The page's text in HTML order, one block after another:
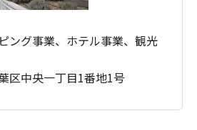
ング事業、ホテル事業、観光
区中央一丁目1番地1号